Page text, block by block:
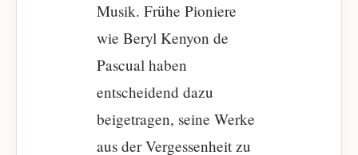
Musik. Frühe Pioniere
wie Beryl Kenyon de
Pascual haben
entscheidend dazu
beigetragen, seine Werke
aus der Vergessenheit zu